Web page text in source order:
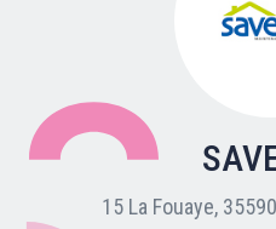
Nos adhérents
Carte du réseau
15 La Fouaye,